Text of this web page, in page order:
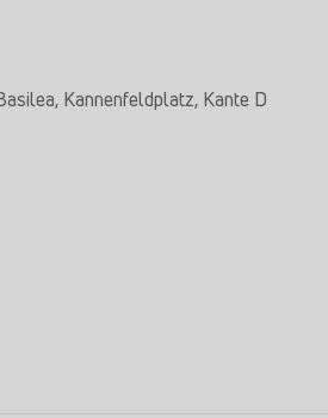
Kannenfeldplatz, Kante D